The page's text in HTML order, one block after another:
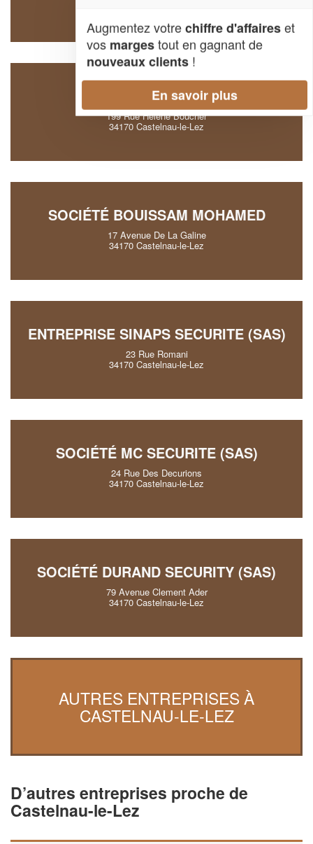
SOCIÉTÉ IKKEN ELHADI
199 Rue Helene Boucher
34170 Castelnau-le-Lez
SOCIÉTÉ BOUISSAM MOHAMED
17 Avenue De La Galine
34170 Castelnau-le-Lez
ENTREPRISE SINAPS SECURITE (SAS)
23 Rue Romani
34170 Castelnau-le-Lez
SOCIÉTÉ MC SECURITE (SAS)
24 Rue Des Decurions
34170 Castelnau-le-Lez
SOCIÉTÉ DURAND SECURITY (SAS)
79 Avenue Clement Ader
34170 Castelnau-le-Lez
AUTRES ENTREPRISES À
CASTELNAU-LE-LEZ
D’autres entreprises proche de
Castelnau-le-Lez
Augmentez votrechiffre d'affaireset
vos margestout en gagnant de
nouveaux clients !
En savoir plus